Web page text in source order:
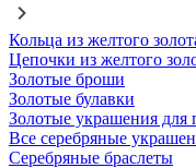
Кольца из желтого
Цепочки из желтого
Золотые броши
Золотые булавки
Золотые украшения для
Все серебряные
Серебряные браслеты